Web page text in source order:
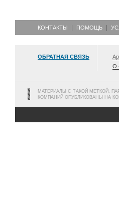
КОНТАКТЫ ПОМОЩЬ
ОБРАТНАЯ СВЯЗЬ
О
МАТЕРИАЛЫ С ТАКОЙ МЕТКОЙ,
КОМПАНИЙ ОПУБЛИКОВАНЫ НА